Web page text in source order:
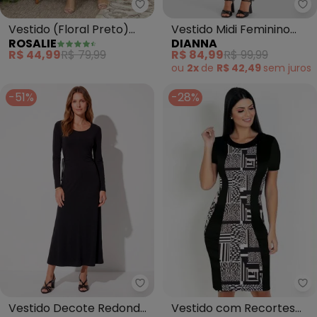
Rosalie - Vestido (Floral Preto)
Vestido (Floral Preto)
com Babado
ROSALIE
R$ 44,99R$ 79,99
Vestido Midi Feminino
Gola Dupla (Preto)
DIANNA
R$ 84,99R$ 99,99
ou 2x de R$ 42,49 sem juros
-51%
bonprix - Vestido Decote
Vestido Decote Redondo
-28%
Vestido com Recortes